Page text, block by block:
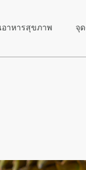
อาหารสุขภาพ จุ
งได้จาก https://
ระของทุเรียนพันธุ์ท้